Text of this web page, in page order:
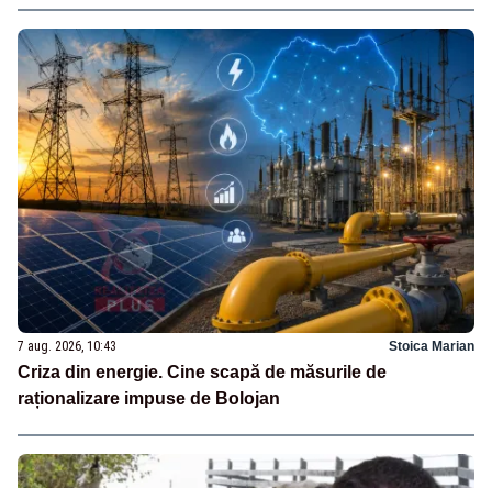
7 aug. 2026, 10:43 Stoica Marian
Criza din energie. Cine scapă de măsurile de
raționalizare impuse de Bolojan